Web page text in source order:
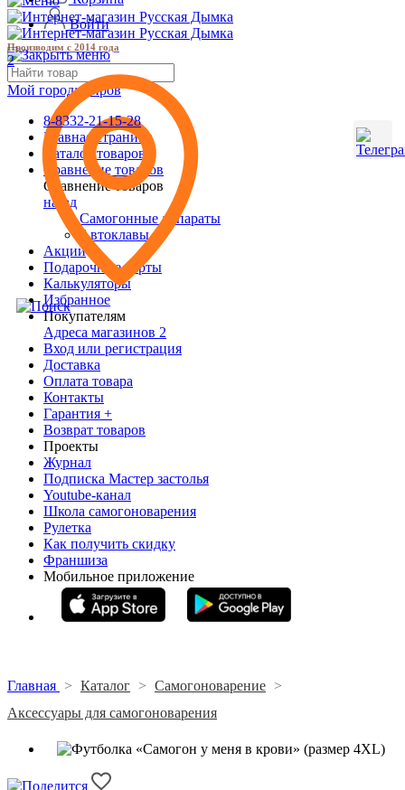
Войти
Производим с 2014 года
2
Мой город:Киров
8-8332-21-15-28
Главная страница
Каталог товаров
Сравнение товаров
Сравнение товаров
назад
Самогонные аппараты
Автоклавы
Акции
Подарочные карты
Калькуляторы
Избранное
Покупателям
Адреса магазинов 2
Вход или регистрация
Доставка
Оплата товара
Контакты
Гарантия +
Возврат товаров
Проекты
Журнал
Подписка Мастер застолья
Youtube-канал
Школа самогоноварения
Рулетка
Как получить скидку
Франшиза
Мобильное приложение
Главная > Каталог > Самогоноварение >
Аксессуары для самогоноварения